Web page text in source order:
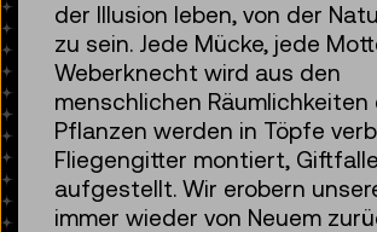
der Illusion leben, von der
zu sein. Jede Mücke, jede
Weberknecht wird aus den
menschlichen
Pflanzen werden in Töpfe
Fliegengitter montiert,
aufgestellt. Wir erobern
immer wieder von Neuem